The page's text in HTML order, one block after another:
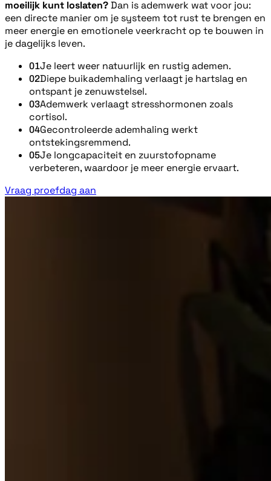
moeilijk kunt loslaten?Dan is ademwerk wat voor jou:
een directe manier om je systeem tot rust te brengen en
meer energie en emotionele veerkracht op te bouwen in
je dagelijks leven.
01Je leert weer natuurlijk en rustig ademen.
02Diepe buikademhaling verlaagt je hartslag en
ontspant je zenuwstelsel.
03Ademwerk verlaagt stresshormonen zoals
cortisol.
04Gecontroleerde ademhaling werkt
ontstekingsremmend.
05Je longcapaciteit en zuurstofopname
verbeteren, waardoor je meer energie ervaart.
Vraag proefdag aan